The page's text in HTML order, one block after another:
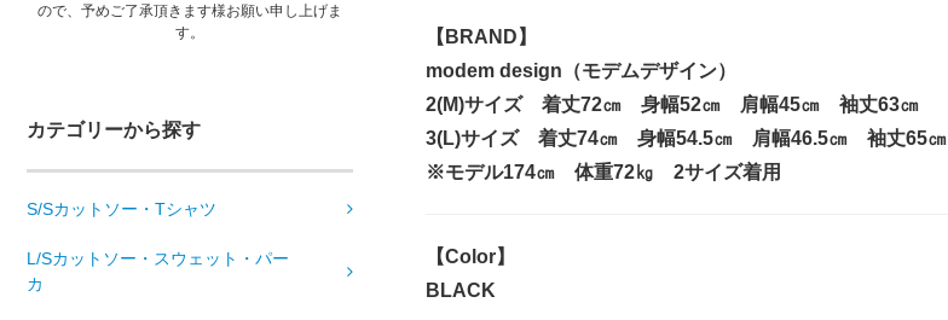
ので、予めご了承頂きます様お願い申し上げま
す。
カテゴリーから探す
S/Sカットソー・Tシャツ
L/Sカットソー・スウェット・パー
カ
【BRAND】
modem design（モデムデザイン）
2(M)サイズ 着丈72㎝ 身幅52㎝ 肩幅45㎝ 袖丈63㎝
3(L)サイズ 着丈74㎝ 身幅54.5㎝ 肩幅46.5㎝ 袖丈65㎝
※モデル174㎝ 体重72㎏ 2サイズ着用
【Color】
BLACK